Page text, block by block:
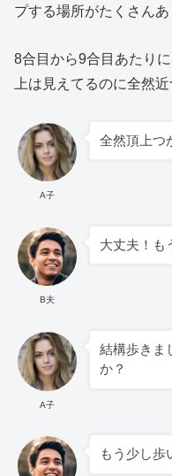
プする場所がたくさんあ
8合目から9合目あたり
上は見えてるのに全然
A子
全然頂上つ
B夫
大丈夫！も
A子
結構歩きま
か？
もう少し歩